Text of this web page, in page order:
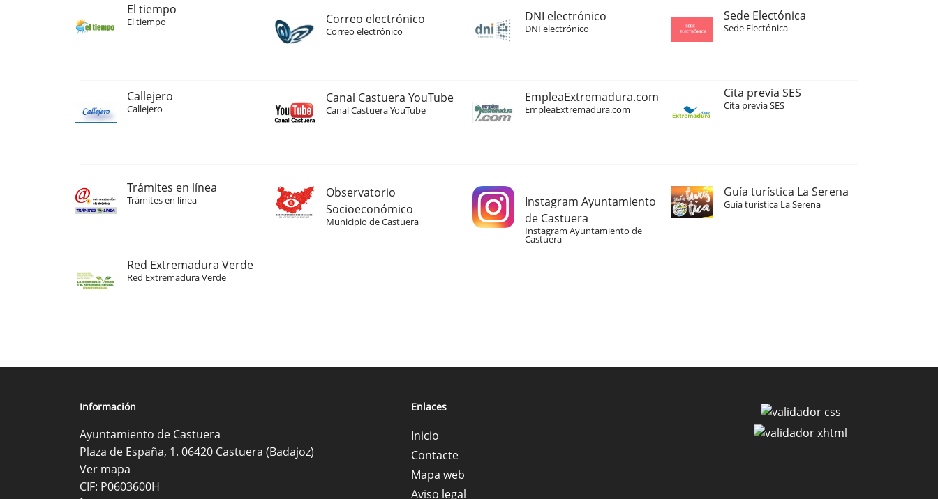
El tiempo
El tiempo Correo electrónico
Correo electrónico
DNI electrónico
DNI electrónico
Sede Electónica
Sede Electónica
Callejero
Callejero
Canal Castuera YouTube
Canal Castuera YouTube
EmpleaExtremadura.com
EmpleaExtremadura.com
Cita previa SES
Cita previa SES
Trámites en línea
Trámites en línea
Observatorio
Socioeconómico
Municipio de Castuera
Instagram Ayuntamiento
de Castuera
Instagram Ayuntamiento de
Castuera
Guía turística La Serena
Guía turística La Serena
Red Extremadura Verde
Red Extremadura Verde
Información
Ayuntamiento de Castuera
Plaza de España, 1. 06420 Castuera (Badajoz)
Ver mapa
CIF: P0603600H
Enlaces
Inicio
Contacte
Mapa web
Aviso legal